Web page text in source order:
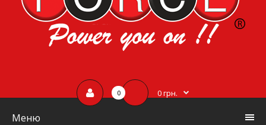
0 0 грн.
Меню